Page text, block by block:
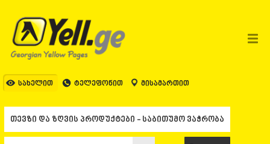
სახელით ტელეფონით მისამართით
ᲗᲑᲘᲚᲘᲡᲘ
ᲗᲑᲘᲚᲘᲡᲘ
ᲐᲤᲮᲐᲖᲔᲗᲘ
ᲒᲐᲚᲘ
ᲑᲐᲗᲣᲛᲘ
ᲥᲝᲑᲣᲚᲔᲗᲘ
ᲨᲣᲐᲮᲔᲕᲘ